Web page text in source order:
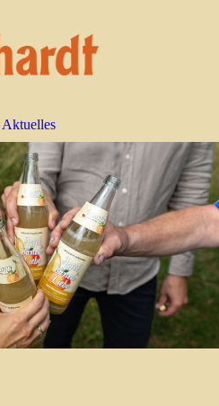
Aktuelles